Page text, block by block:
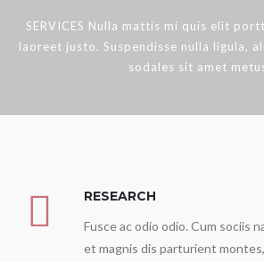
SERVICES Nulla mattis mi quis elit
laoreet justo. Suspendisse nulla ligula,
sodales sit amet
RESEARCH
Fusce ac odio odio. Cum sociis
et magnis dis parturient